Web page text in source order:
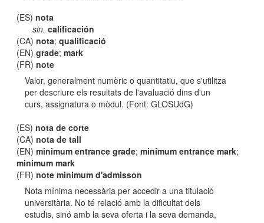
(ES)nota
sin. calificación
(CA)nota;qualificació
(EN)grade;mark
(FR)note
Valor, generalment numèric o quantitatiu, que s'utilitza
per descriure els resultats de l'avaluació dins d'un
curs, assignatura o mòdul. (Font: GLOSUdG)
(ES)nota de corte
(CA)nota de tall
(EN)minimum entrance grade;minimum entrance mark;
minimum mark
(FR)note minimum d'admisson
Nota mínima necessària per accedir a una titulació
universitària. No té relació amb la dificultat dels
estudis, sinó amb la seva oferta i la seva demanda,